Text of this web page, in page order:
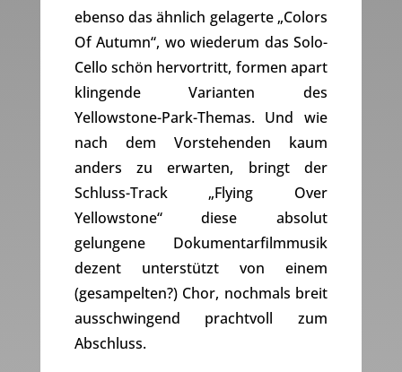
ebenso das ähnlich gelagerte „Colors
Of Autumn“, wo wiederum das Solo-
Cello schön hervortritt, formen apart
klingende Varianten des
Yellowstone-Park-Themas. Und wie
nach dem Vorstehenden kaum
anders zu erwarten, bringt der
Schluss-Track „Flying Over
Yellowstone“ diese absolut
gelungene Dokumentarfilmmusik
dezent unterstützt von einem
(gesampelten?) Chor, nochmals breit
ausschwingend prachtvoll zum
Abschluss.